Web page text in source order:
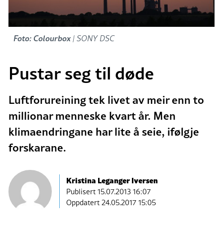
Foto: Colourbox| SONY DSC
Pustar seg til døde
Luftforureining tek livet av meir enn to
millionar menneske kvart år. Men
klimaendringane har lite å seie, ifølgje
forskarane.
Kristina Leganger Iversen
Publisert15.07.2013 16:07
Oppdatert 24.05.2017 15:05